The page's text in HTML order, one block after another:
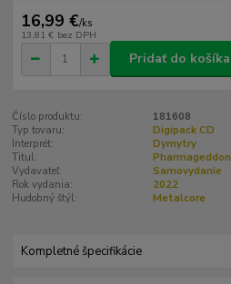
16,99 €/ks
13,81 € bez DPH
Pridať do košíka
Číslo produktu:
181608
Typ tovaru:
Digipack CD
Interprét:
Dymytry
Titul:
Pharmageddon
Vydavateľ:
Samovydanie
Rok vydania:
2022
Hudobný štýl:
Metalcore
Kompletné špecifikácie